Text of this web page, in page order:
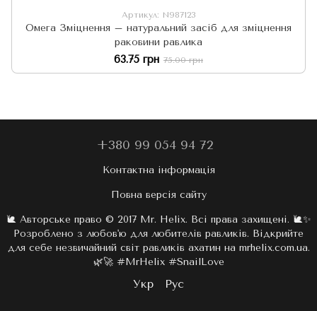
Артикул: N987123
Омега Зміцнення – натуральний засіб для зміцнення
раковини равлика
63.75 грн 75.00 грн
+380 99 054 94 72
Контактна інформація
Повна версія сайту
🐌 Авторське право © 2017 Mr. Helix. Всі права захищені. 🐌✨
Розроблено з любов'ю для любителів равликів. Відкрийте
для себе незвичайний світ равликів ахатин на mrhelix.com.ua.
🌿🚀 #MrHelix #SnailLove
Укр Рус